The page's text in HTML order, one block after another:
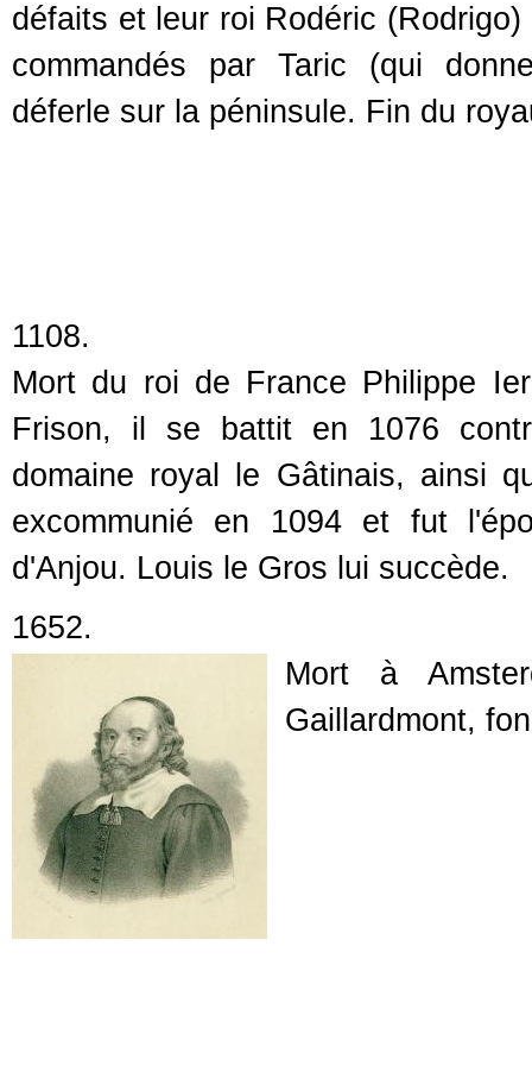
défaits et leur roi Rodéric
commandés par Taric (qui
déferle sur la péninsule. Fin du
1108.
Mort du roi de France Philippe
Frison, il se battit en 1076
domaine royal le Gâtinais, ainsi
excommunié en 1094 et fut
d'Anjou. Louis le Gros lui succède.
1652.
Mort à
Gaillardmont,